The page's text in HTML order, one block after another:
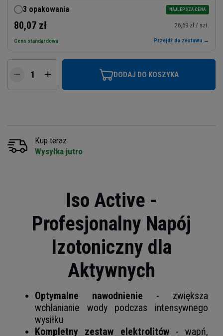
NAJLEPSZA CENA
3 opakowania
80,07 zł 26,69 zł / szt.
Cena standardowa Przejdź do zestawu →
DODAJ DO KOSZYKA
Kup teraz
Wysyłka jutro
Iso Active -
Profesjonalny Napój
Izotoniczny dla
Aktywnych
Optymalne nawodnienie - zwiększa
wchłanianie wody podczas intensywnego
wysiłku
Kompletny zestaw elektrolitów- wapń,